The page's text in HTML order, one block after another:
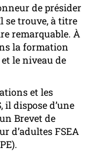
de présider
se trouve, à titre
remarquable. À
la formation
le niveau de
et les
il dispose d’une
Brevet de
d’adultes FSEA